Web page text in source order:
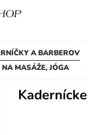
A BARBEROV
MASÁŽE, JÓGA